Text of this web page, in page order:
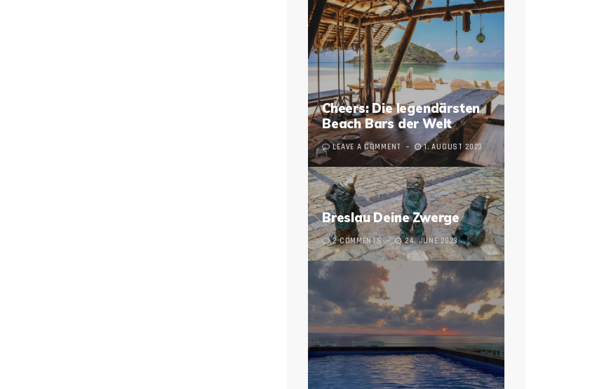
Cheers: Die legendärsten
Beach Bars der Welt
LEAVE A COMMENT 1. AUGUST 2023
Breslau Deine Zwerge
2 COMMENTS 24. JUNE 2023